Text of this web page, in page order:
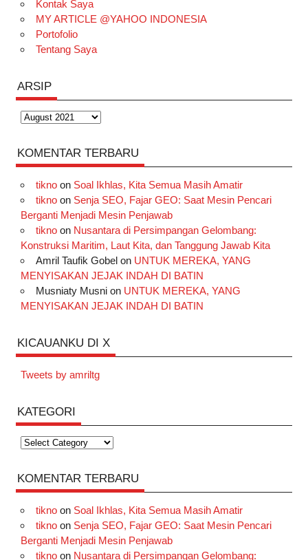
Kontak Saya
MY ARTICLE @YAHOO INDONESIA
Portofolio
Tentang Saya
ARSIP
Arsip
KOMENTAR TERBARU
tiknoon Soal Ikhlas, Kita Semua Masih Amatir
tiknoon Senja SEO, Fajar GEO: Saat Mesin Pencari
Berganti Menjadi Mesin Penjawab
tiknoon Nusantara di Persimpangan Gelombang:
Konstruksi Maritim, Laut Kita, dan Tanggung Jawab Kita
Amril Taufik Gobelon UNTUK MEREKA, YANG
MENYISAKAN JEJAK INDAH DI BATIN
Musniaty Musnion UNTUK MEREKA, YANG
MENYISAKAN JEJAK INDAH DI BATIN
KICAUANKU DI X
Tweets by amriltg
KATEGORI
Kategori
KOMENTAR TERBARU
tiknoon Soal Ikhlas, Kita Semua Masih Amatir
tiknoon Senja SEO, Fajar GEO: Saat Mesin Pencari
Berganti Menjadi Mesin Penjawab
tiknoon Nusantara di Persimpangan Gelombang: